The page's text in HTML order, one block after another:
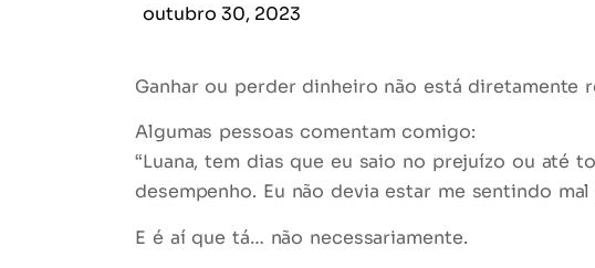
outubro 30, 2023
Ganhar ou perder dinheiro não está diretamente
Algumas pessoas comentam comigo:
“Luana, tem dias que eu saio no prejuízo ou até
desempenho. Eu não devia estar me sentindo
E é aí que tá… não necessariamente.